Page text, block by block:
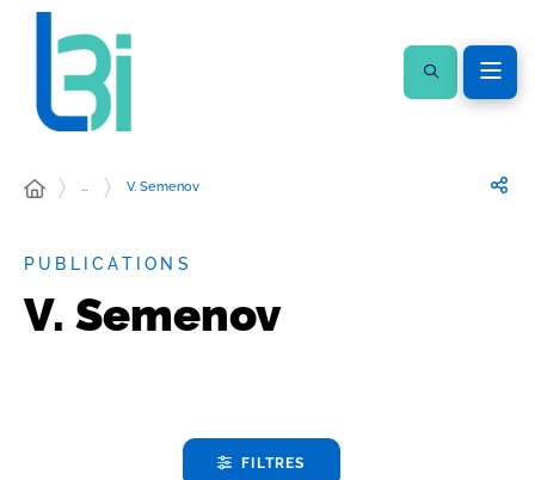
… V. Semenov
PUBLICATIONS
V. Semenov
FILTRES